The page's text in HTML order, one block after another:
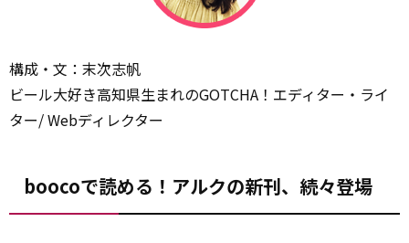
構成・文：末次志帆
ビール大好き高知県生まれのGOTCHA！エディター・ライ
ター/ Webディレクター
boocoで読める！アルクの新刊、続々登場